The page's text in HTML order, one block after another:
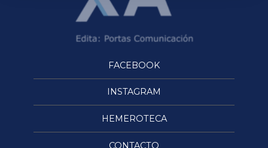
FACEBOOK
INSTAGRAM
HEMEROTECA
CONTACTO